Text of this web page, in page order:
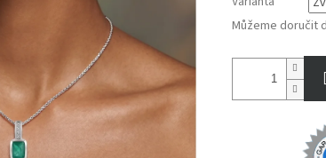
Můžeme doručit